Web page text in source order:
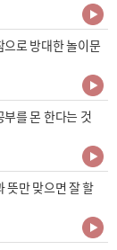
으로 방대한 놀이문
부를 몬 한다는 것
뜻만 맞으면 잘 할